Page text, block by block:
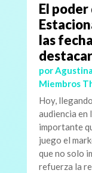
El
las
por
Miembros
Hoy,
audiencia en
importante
juego el
que no solo
refuerza la